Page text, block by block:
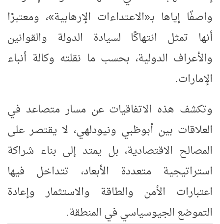
واصفًا إياها بـ«الاعتداءات الإرهابية»، ومعتبرًا
أنها تمثل انتهاكًا لسيادة الدولة والقوانين
والأعراف الدولية، بحسب ما نقلته وكالة أنباء
الإمارات.
وتكشف هذه الاتفاقيات عن مسار متصاعد في
العلاقات بين أبوظبي ونيودلهي، لا يقتصر على
المصالح الاقتصادية، بل يمتد إلى بناء شراكة
استراتيجية متعددة الأبعاد، تتداخل فيها
اعتبارات الأمن والطاقة والاستثمار وإعادة
التموضع الجيوسياسي في المنطقة.